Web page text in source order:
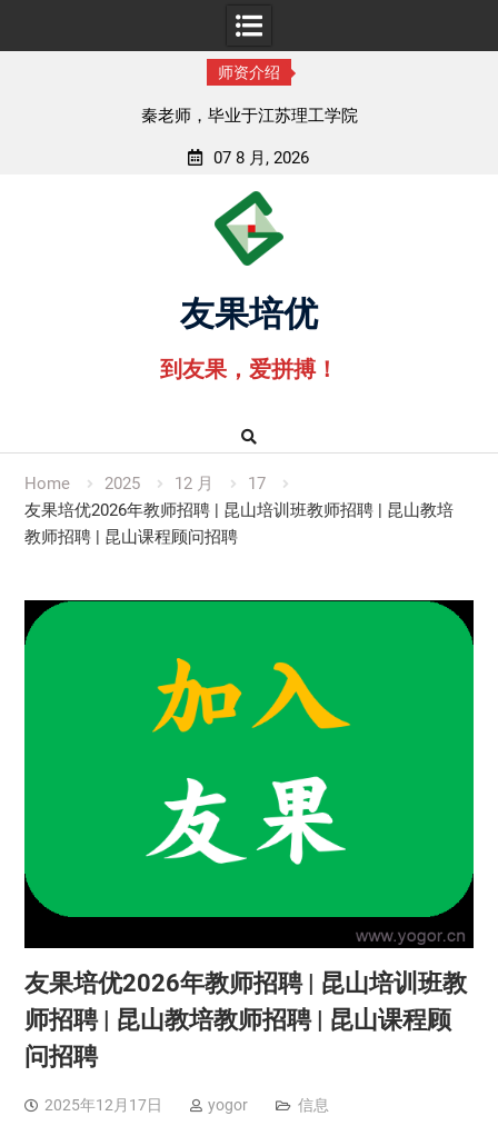
师资介绍
秦老师，毕业于江苏理工学院
07 8 月, 2026
友果培优
到友果，爱拼搏！
Home 2025 12 月
17
友果培优2026年教师招聘 | 昆山培训班教师招聘 | 昆山教培
教师招聘 | 昆山课程顾问招聘
友果培优2026年教师招聘 | 昆山培训班教
师招聘 | 昆山教培教师招聘 | 昆山课程顾
问招聘
2025年12月17日 yogor 信息